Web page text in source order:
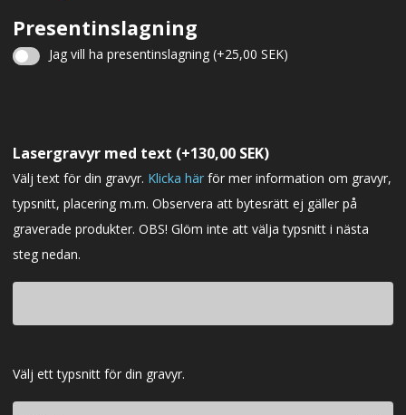
Presentinslagning
Jag vill ha presentinslagning (+25,00 SEK)
Lasergravyr med text (+130,00 SEK)
Välj text för din gravyr. Klicka här för mer information om gravyr,
typsnitt, placering m.m. Observera att bytesrätt ej gäller på
graverade produkter. OBS! Glöm inte att välja typsnitt i nästa
steg nedan.
Typsnitt
Välj ett typsnitt för din gravyr.